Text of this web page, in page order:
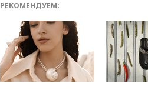
РЕКОМЕНДУЕМ: